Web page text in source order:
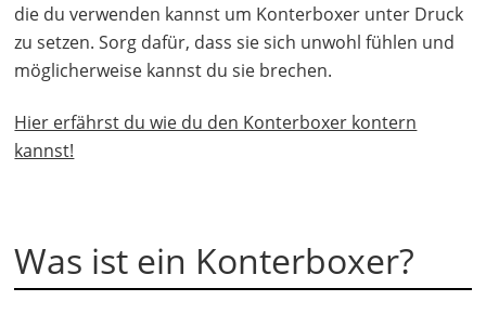
die du verwenden kannst um Konterboxer unter Druck
zu setzen. Sorg dafür, dass sie sich unwohl fühlen und
möglicherweise kannst du sie brechen.
Hier erfährst du wie du den Konterboxer kontern
kannst!
Was ist ein Konterboxer?